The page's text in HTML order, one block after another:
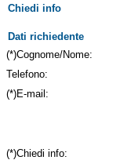
Chiedi info
Dati richiedente
(*)Cognome/Nome:
Telefono:
(*)E-mail:
(*)Chiedi info: